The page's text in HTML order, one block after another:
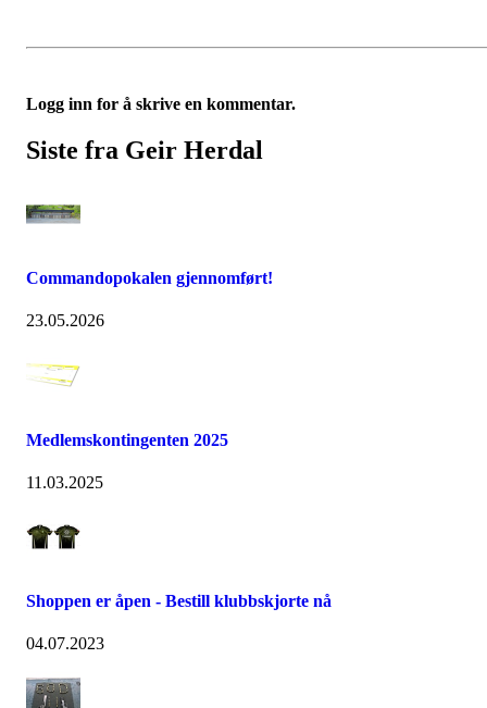
Logg inn for å skrive en kommentar.
Siste fra Geir Herdal
Commandopokalen gjennomført!
23.05.2026
Medlemskontingenten 2025
11.03.2025
Shoppen er åpen - Bestill klubbskjorte nå
04.07.2023